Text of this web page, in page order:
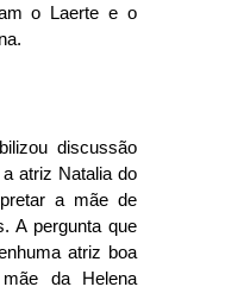
o Laerte e o
discussão
atriz Natalia do
a mãe de
A pergunta que
atriz boa
da Helena